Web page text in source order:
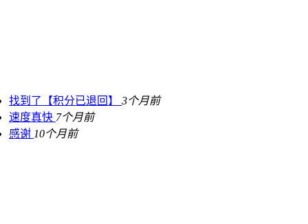
找到了【积分已退回】 3个月前
速度真快 7个月前
感谢 10个月前